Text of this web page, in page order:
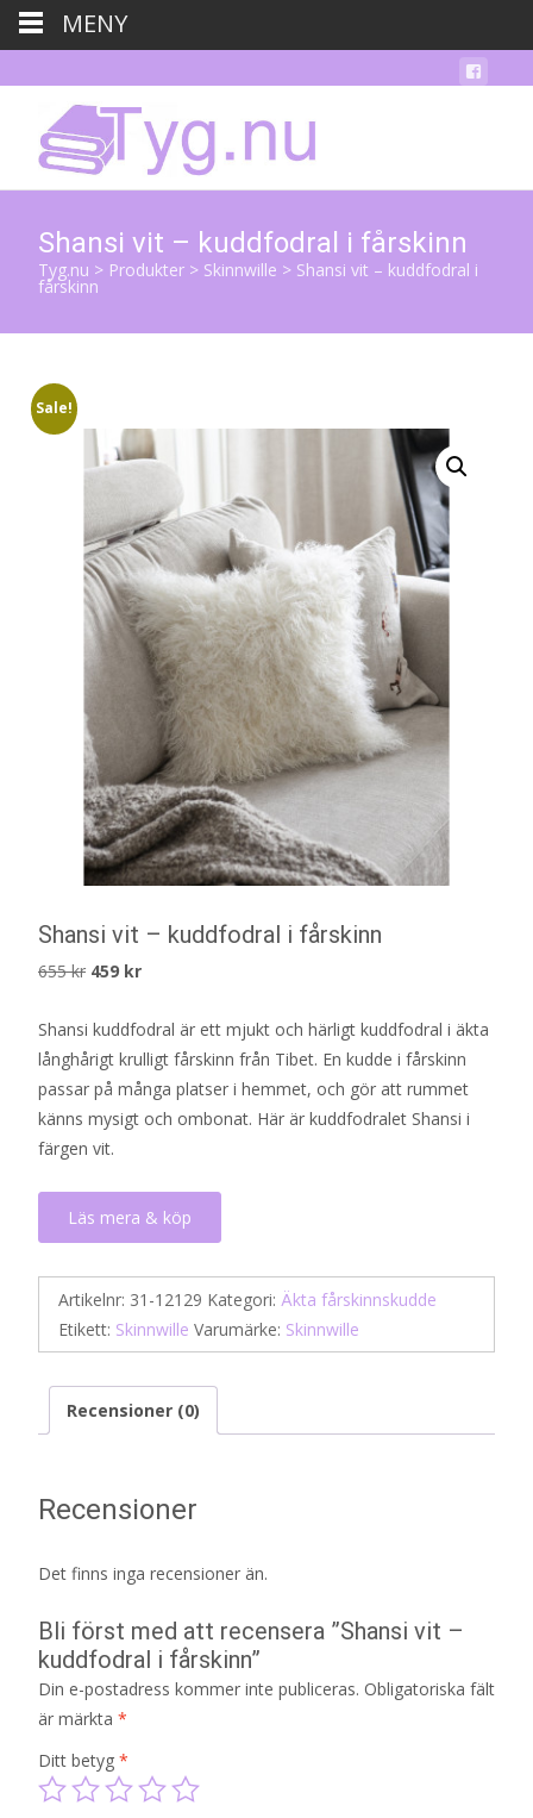
Shansi vit – kuddfodral i fårskinn
Tyg.nu > Produkter > Skinnwille > Shansi vit – kuddfodral i
fårskinn
Sale!
Shansi vit – kuddfodral i fårskinn
655kr Det
priset
var:
655 kr.
459 krDet
priset
är:
459 kr.
Shansi kuddfodral är ett mjukt och härligt kuddfodral i äkta
långhårigt krulligt fårskinn från Tibet. En kudde i fårskinn
passar på många platser i hemmet, och gör att rummet
känns mysigt och ombonat. Här är kuddfodralet Shansi i
färgen vit.
Läs mera & köp
Artikelnr: 31-12129 Kategori: Äkta fårskinnskudde
Etikett: Skinnwille Varumärke: Skinnwille
Recensioner (0)
Recensioner
Det finns inga recensioner än.
Bli först med att recensera ”Shansi vit –
kuddfodral i fårskinn”
Din e-postadress kommer inte publiceras. Obligatoriska fält
är märkta *
Ditt betyg *
MENY